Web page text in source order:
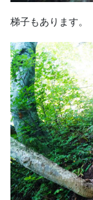
梯子もあります。